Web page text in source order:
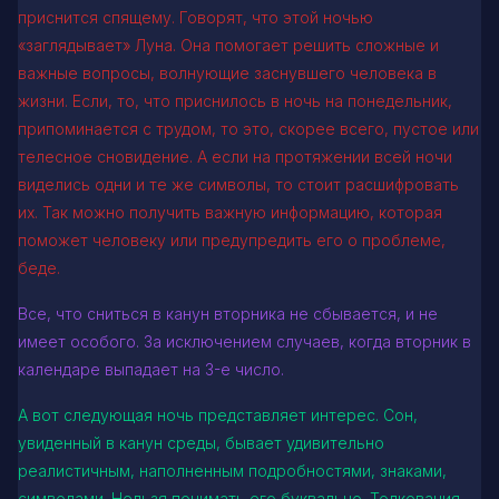
приснится спящему. Говорят, что этой ночью
«заглядывает» Луна. Она помогает решить сложные и
важные вопросы, волнующие заснувшего человека в
жизни. Если, то, что приснилось в ночь на понедельник,
припоминается с трудом, то это, скорее всего, пустое или
телесное сновидение. А если на протяжении всей ночи
виделись одни и те же символы, то стоит расшифровать
их. Так можно получить важную информацию, которая
поможет человеку или предупредить его о проблеме,
беде.
Все, что сниться в канун вторника не сбывается, и не
имеет особого. За исключением случаев, когда вторник в
календаре выпадает на 3-е число.
А вот следующая ночь представляет интерес. Сон,
увиденный в канун среды, бывает удивительно
реалистичным, наполненным подробностями, знаками,